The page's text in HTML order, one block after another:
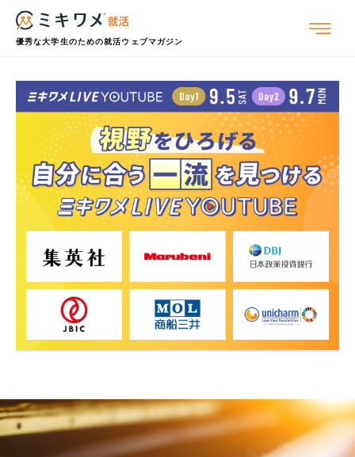
優秀な大学生のための就活ウェブマガジン